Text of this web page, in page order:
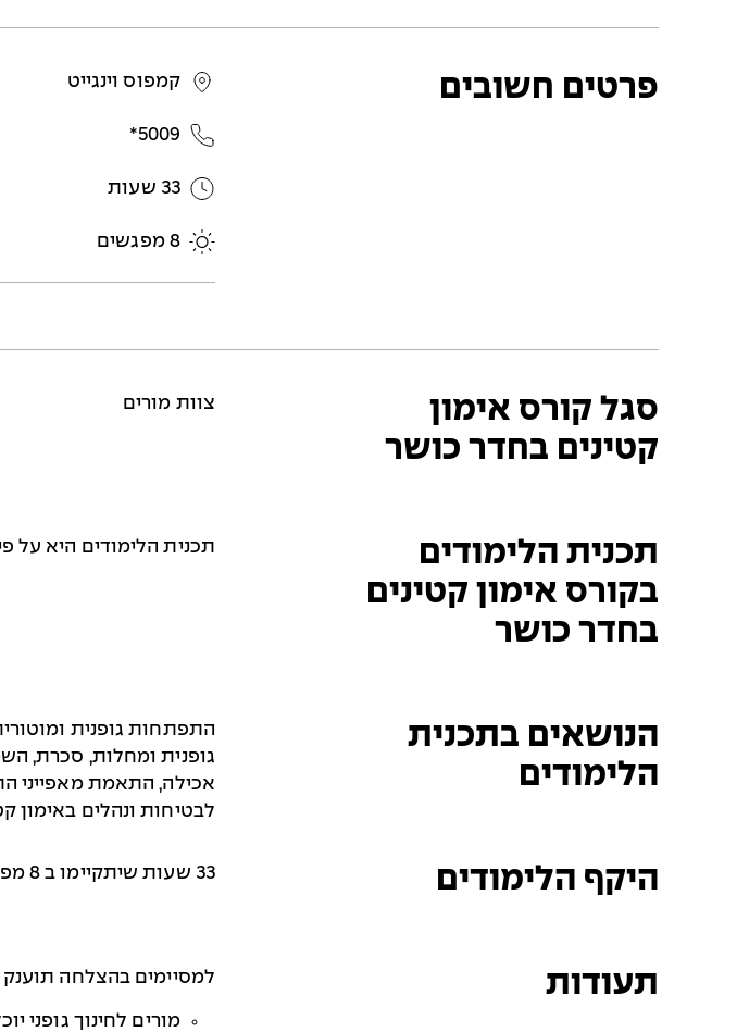
פרטים חשובים קמפוס וינגייט
5009*
33 שעות
8 מפגשים
סגל קורס אימון
קטינים בחדר כושר
צוות מורים
תכנית הלימודים
בקורס אימון קטינים
בחדר כושר
תכנית הלימודים היא על פי
הנושאים בתכנית
הלימודים
התפתחות גופנית
גופנית ומחלות, סכרת,
אכילה, התאמת מאפייני
לבטיחות ונהלים באימון
היקף הלימודים 33 שעות שיתקיימו ב 8 מפגשים
תעודות למסיימים בהצלחה
מורים לחינוך